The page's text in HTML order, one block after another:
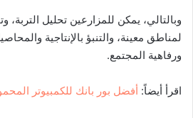
وبالتالي، يمكن للمزارعين تحليل
لمناطق معينة، والتنبؤ بالإنتاجية
ورفاهية المجتمع.
اقرأ أيضاً: أفضل بور بانك للكمبيوتر